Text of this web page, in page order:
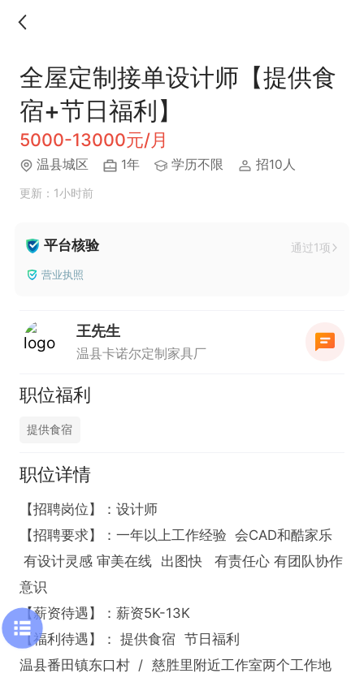
全屋定制接单设计师【提供食
宿+节日福利】
5000-13000元/月
温县城区 1年 学历不限 招10人
更新：1小时前
平台核验 通过1项
营业执照
王先生
温县卡诺尔定制家具厂
职位福利
提供食宿
职位详情
【招聘岗位】：设计师
【招聘要求】：一年以上工作经验  会CAD和酷家乐
有设计灵感 审美在线  出图快   有责任心 有团队协作
意识
【薪资待遇】：薪资5K-13K
【福利待遇】： 提供食宿  节日福利
温县番田镇东口村  /  慈胜里附近工作室两个工作地